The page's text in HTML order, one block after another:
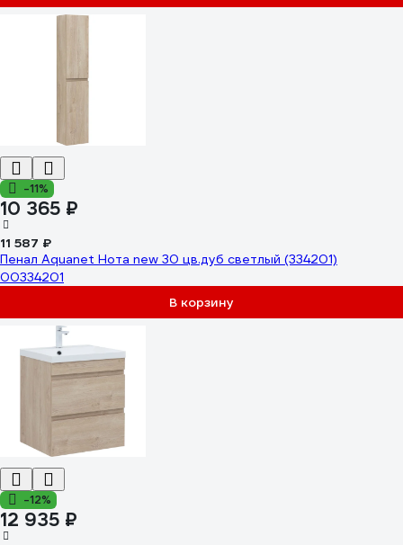
-11%
10 365 ₽
11 587 ₽
Пенал Aquanet Нота new 30 цв.дуб светлый (334201)
00334201
В корзину
-12%
12 935 ₽